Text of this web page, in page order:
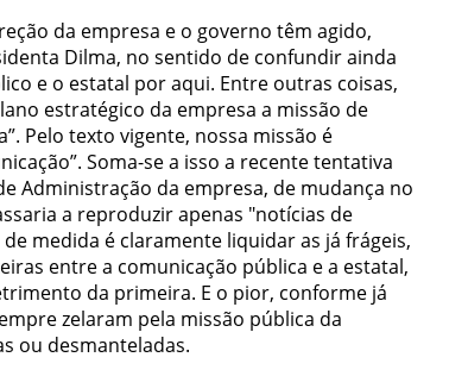
da empresa e o governo têm agido,
Dilma, no sentido de confundir ainda
e o estatal por aqui. Entre outras coisas,
estratégico da empresa a missão de
Pelo texto vigente, nossa missão é
Soma-se a isso a recente tentativa
Administração da empresa, de mudança no
a reproduzir apenas "notícias de
medida é claramente liquidar as já frágeis,
entre a comunicação pública e a estatal,
da primeira. E o pior, conforme já
zelaram pela missão pública da
ou desmanteladas.